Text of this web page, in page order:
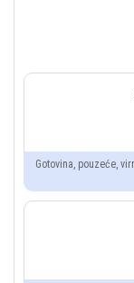
Gotovina, pouzeće,